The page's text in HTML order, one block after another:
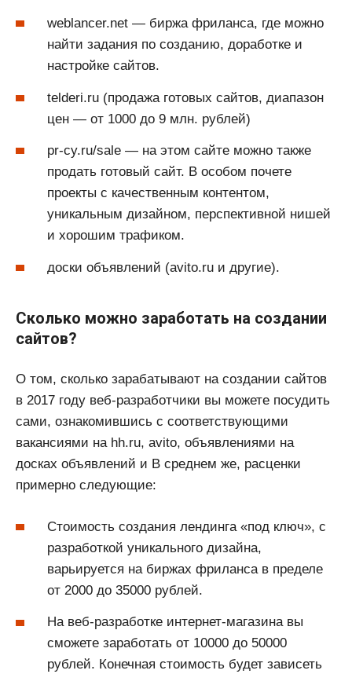
weblancer.net — биржа фриланса, где можно
найти задания по созданию, доработке и
настройке сайтов.
telderi.ru (продажа готовых сайтов, диапазон
цен — от 1000 до 9 млн. рублей)
pr-cy.ru/sale — на этом сайте можно также
продать готовый сайт. В особом почете
проекты с качественным контентом,
уникальным дизайном, перспективной нишей
и хорошим трафиком.
доски объявлений (avito.ru и другие).
Сколько можно заработать на создании
сайтов?
О том, сколько зарабатывают на создании сайтов
в 2017 году веб-разработчики вы можете посудить
сами, ознакомившись с соответствующими
вакансиями на hh.ru, avito, объявлениями на
досках объявлений и В среднем же, расценки
примерно следующие:
Стоимость создания лендинга «под ключ», с
разработкой уникального дизайна,
варьируется на биржах фриланса в пределе
от 2000 до 35000 рублей.
На веб-разработке интернет-магазина вы
сможете заработать от 10000 до 50000
рублей. Конечная стоимость будет зависеть